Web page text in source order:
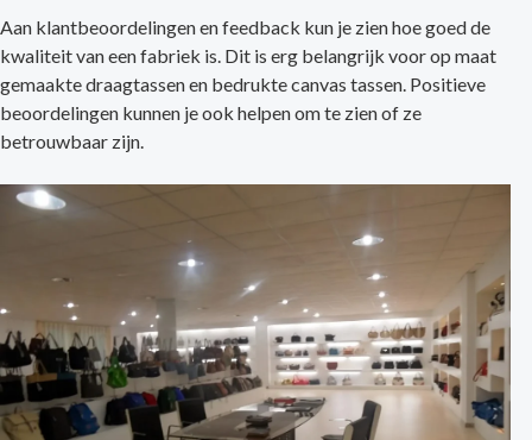
Aan klantbeoordelingen en feedback kun je zien hoe goed de
kwaliteit van een fabriek is. Dit is erg belangrijk voor op maat
gemaakte draagtassen en bedrukte canvas tassen. Positieve
beoordelingen kunnen je ook helpen om te zien of ze
betrouwbaar zijn.